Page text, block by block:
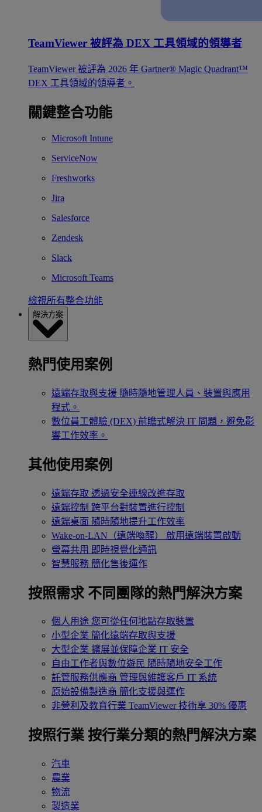
TeamViewer 被評為 DEX 工具領域的領導者
TeamViewer 被評為 2026 年 Gartner® Magic Quadrant™
DEX 工具領域的領導者。
關鍵整合功能
Microsoft Intune
ServiceNow
Freshworks
Jira
Salesforce
Zendesk
Slack
Microsoft Teams
檢視所有整合功能
解決方案
熱門使用案例
遠端存取與支援 隨時隨地管理人員、裝置與應用
程式。
數位員工體驗 (DEX) 前瞻式解決 IT 問題，避免影
響工作效率。
其他使用案例
遠端存取 透過安全連線改進存取
遠端控制 跨平台對裝置進行控制
遠端桌面 隨時隨地提升工作效率
Wake-on-LAN（遠端喚醒）
啟用遠端裝置啟動
螢幕共用 即時視覺化通訊
智慧服務 簡化售後運作
按照需求 不同團隊的熱門解決方案
個人用途 您可從任何地點存取裝置
小型企業 簡化遠端存取與支援
大型企業 擴展並保障企業 IT 安全
自由工作者與數位遊民 隨時隨地安全工作
託管服務供應商 管理與維護客戶 IT 系統
原始設備製造商 簡化支援與運作
非營利及教育行業 TeamViewer 技術享 30% 優惠
按照行業 按行業分類的熱門解決方案
汽車
農業
物流
製造業